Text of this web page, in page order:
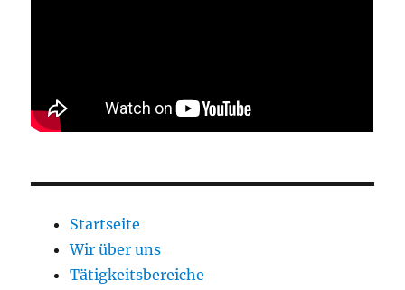
Startseite
Wir über uns
Tätigkeitsbereiche